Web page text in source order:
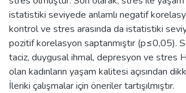
istatistiki seviyede anlamlı negatif
kontrol ve stres arasında da istatistiki
pozitif korelasyon saptanmıştır (p≤0,05).
taciz, duygusal ihmal, depresyon ve stres
olan kadınların yaşam kalitesi açısından
İleriki çalışmalar için öneriler tartışılmıştır.